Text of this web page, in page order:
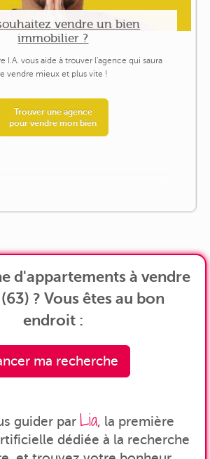
vendre un bien
immobilier ?
I.A. vous aide à trouver l'agence qui saura
vendre mieux et plus vite !
Trouver une agence
pour vendre mon bien
d'appartements à vendre
? Vous êtes au bon
endroit :
ma recherche
guider par Lia, la première
dédiée à la recherche